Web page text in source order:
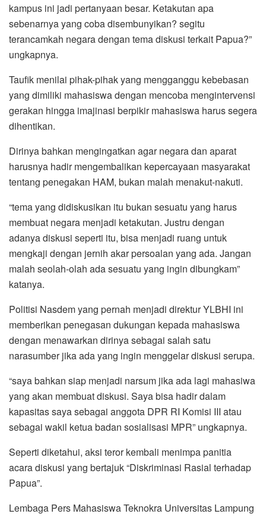
kampus ini jadi pertanyaan besar. Ketakutan apa
sebenarnya yang coba disembunyikan? segitu
terancamkah negara dengan tema diskusi terkait Papua?”
ungkapnya.
Taufik menilai pihak-pihak yang mengganggu kebebasan
yang dimiliki mahasiswa dengan mencoba mengintervensi
gerakan hingga imajinasi berpikir mahasiswa harus segera
dihentikan.
Dirinya bahkan mengingatkan agar negara dan aparat
harusnya hadir mengembalikan kepercayaan masyarakat
tentang penegakan HAM, bukan malah menakut-nakuti.
“tema yang didiskusikan itu bukan sesuatu yang harus
membuat negara menjadi ketakutan. Justru dengan
adanya diskusi seperti itu, bisa menjadi ruang untuk
mengkaji dengan jernih akar persoalan yang ada. Jangan
malah seolah-olah ada sesuatu yang ingin dibungkam”
katanya.
Politisi Nasdem yang pernah menjadi direktur YLBHI ini
memberikan penegasan dukungan kepada mahasiswa
dengan menawarkan dirinya sebagai salah satu
narasumber jika ada yang ingin menggelar diskusi serupa.
“saya bahkan siap menjadi narsum jika ada lagi mahasiwa
yang akan membuat diskusi. Saya bisa hadir dalam
kapasitas saya sebagai anggota DPR RI Komisi III atau
sebagai wakil ketua badan sosialisasi MPR” ungkapnya.
Seperti diketahui, aksi teror kembali menimpa panitia
acara diskusi yang bertajuk “Diskriminasi Rasial terhadap
Papua”.
Lembaga Pers Mahasiswa Teknokra Universitas Lampung